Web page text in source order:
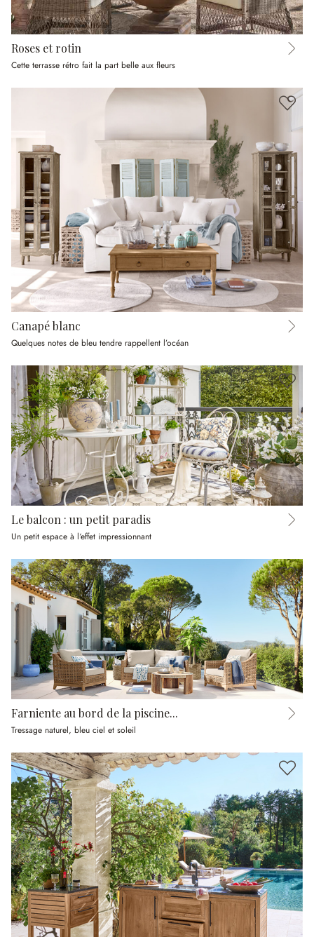
Roses et rotin
Cette terrasse rétro fait la part belle aux fleurs
Canapé blanc
Quelques notes de bleu tendre rappellent l’océan
Le balcon : un petit paradis
Un petit espace à l‘effet impressionnant
Farniente au bord de la piscine...
Tressage naturel, bleu ciel et soleil